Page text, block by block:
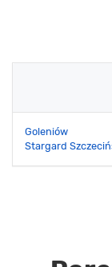
Goleniów
Stargard